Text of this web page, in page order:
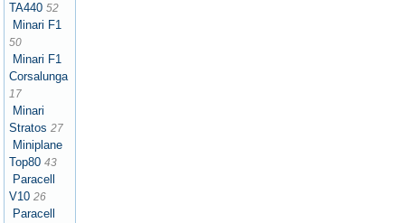
TA440 52
Minari F1
50
Minari F1
Corsalunga
17
Minari
Stratos 27
Miniplane
Top80 43
Paracell
V10 26
Paracell